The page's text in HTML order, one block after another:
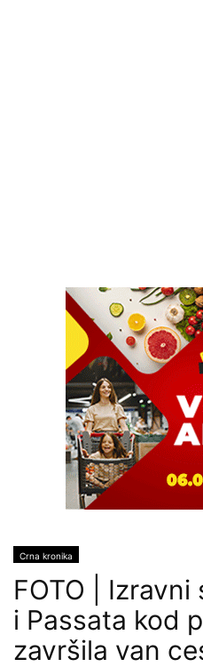
Crna kronika
FOTO |
i Passata kod
završila van